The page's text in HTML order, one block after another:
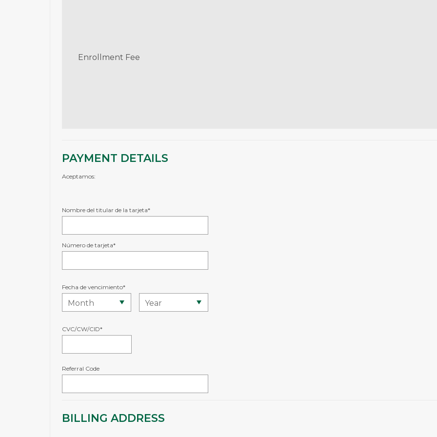
Enrollment Fee
PAYMENT DETAILS
Aceptamos:
Nombre del titular de la tarjeta*
Número de tarjeta*
Fecha de vencimiento*
CVC/CW/CID*
Referral Code
BILLING ADDRESS